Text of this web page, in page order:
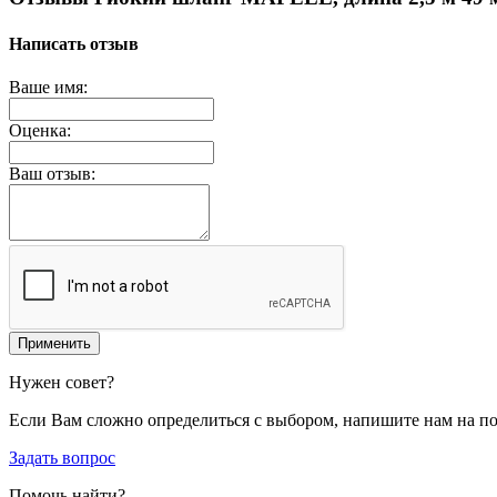
Написать отзыв
Ваше имя:
Оценка:
Ваш отзыв:
Применить
Нужен совет?
Если Вам сложно определиться с выбором, напишите нам на
Задать вопрос